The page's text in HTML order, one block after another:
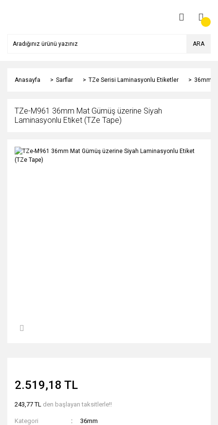
ARA
Anasayfa Sarflar TZe Serisi Laminasyonlu Etiketler 36mm
TZe-M961 36mm Mat Gümüş üzerine Siyah
Laminasyonlu Etiket (TZe Tape)
2.519,18 TL
243,77 TL den başlayan taksitlerle!!
Kategori
36mm